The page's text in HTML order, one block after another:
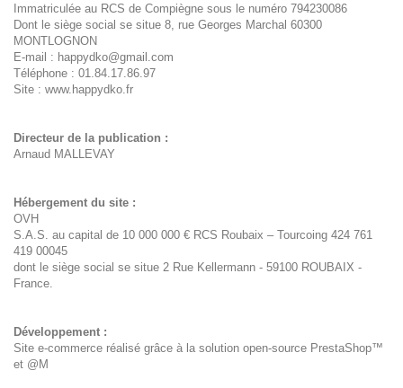
Immatriculée au RCS de Compiègne sous le numéro 794230086
Dont le siège social se situe 8, rue Georges Marchal 60300
MONTLOGNON
E-mail : happydko@gmail.com
Téléphone : 01.84.17.86.97
Site : www.happydko.fr
Directeur de la publication :
Arnaud MALLEVAY
Hébergement du site :
OVH
S.A.S. au capital de 10 000 000 € RCS Roubaix – Tourcoing 424 761
419 00045
dont le siège social se situe 2 Rue Kellermann - 59100 ROUBAIX -
France.
Développement :
Site e-commerce réalisé grâce à la solution open-source PrestaShop™
et @M